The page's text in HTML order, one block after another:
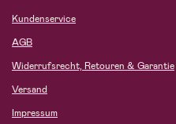
Kundenservice
AGB
Widerrufsrecht, Retouren & Garantie
Versand
Impressum